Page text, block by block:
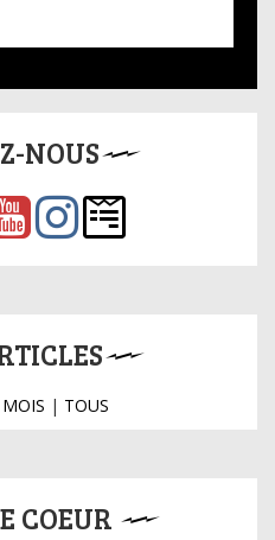
NOUS
MOIS | TOUS
COEUR